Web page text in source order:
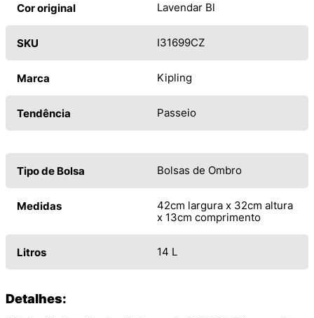
Cor original Lavendar Bl
SKU I31699CZ
Marca Kipling
Tendência Passeio
Tipo de Bolsa Bolsas de Ombro
Medidas
42cm largura x 32cm altura
x 13cm comprimento
Litros 14 L
Detalhes: